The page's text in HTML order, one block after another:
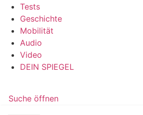
Tests
Geschichte
Mobilität
Audio
Video
DEIN SPIEGEL
Suche öffnen